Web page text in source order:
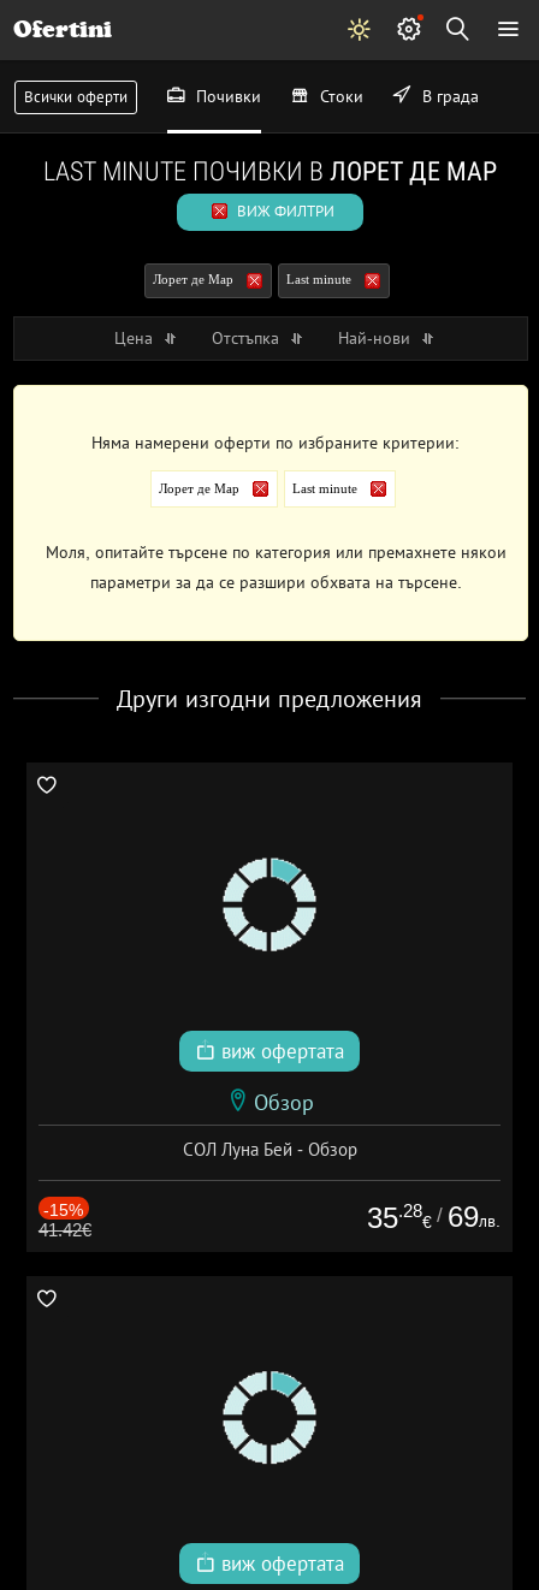
Ofertini
Всички оферти Почивки Стоки В града
LAST MINUTE ПОЧИВКИ В ЛОРЕТ ДЕ МАР
ВИЖ ФИЛТРИ
Лорет де Мар Last minute
Цена Отстъпка Най-нови
Няма намерени оферти по избраните критерии:
Лорет де Мар Last minute
Моля, опитайте търсене по категория или премахнете някои
параметри за да се разшири обхвата на търсене.
Други изгодни предложения
виж офертата
Обзор
СОЛ Луна Бей - Обзор
-15%
41.42€ 35.28
€ / 69лв.
виж офертата